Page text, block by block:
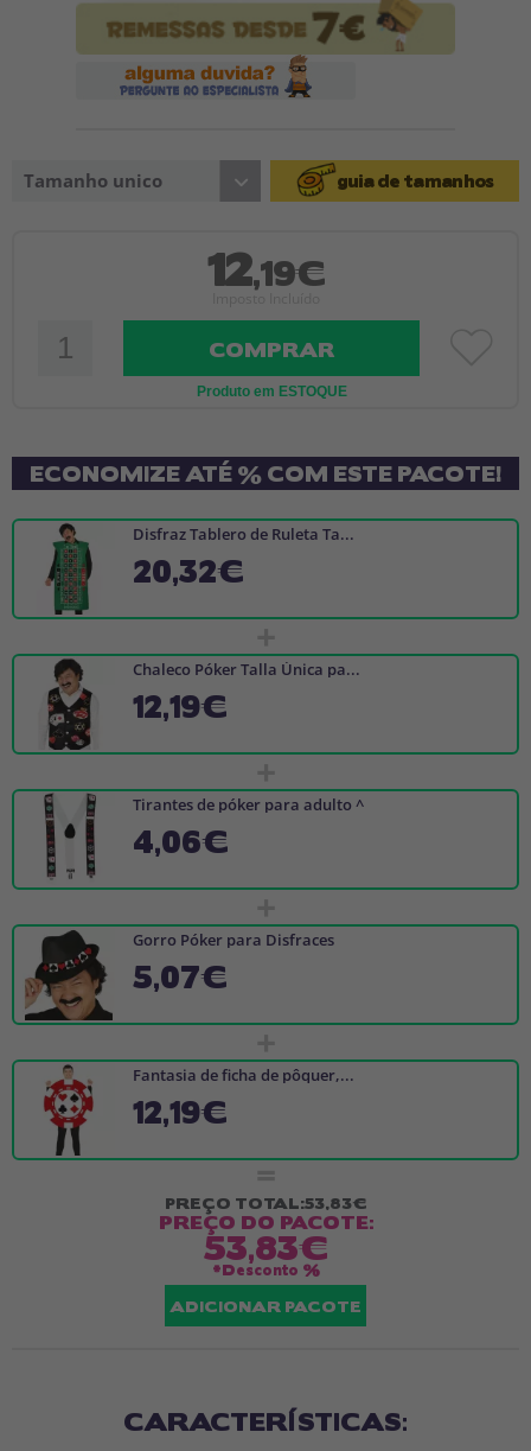
Tamanho unico guia de tamanhos
12,19€
COMPRAR
Produto em ESTOQUE
ECONOMIZE ATÉ % COM ESTE PACOTE!
Disfraz Tablero de Ruleta Ta...
20,32€
+
Chaleco Póker Talla Única pa...
12,19€
+
Tirantes de póker para adulto ^
4,06€
+
Gorro Póker para Disfraces
5,07€
+
Fantasia de ficha de pôquer,...
12,19€
=
PREÇO TOTAL:53,83€
PREÇO DO PACOTE:
53,83€
*Desconto %
ADICIONAR PACOTE
CARACTERÍSTICAS: